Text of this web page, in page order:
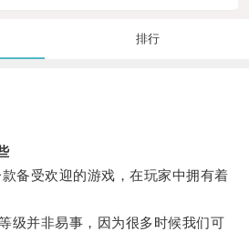
排行
受欢迎的游戏，在玩家中拥有着
并非易事，因为很多时候我们可